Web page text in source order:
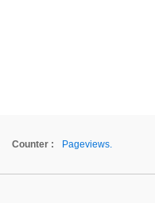
Counter :
Pageviews.